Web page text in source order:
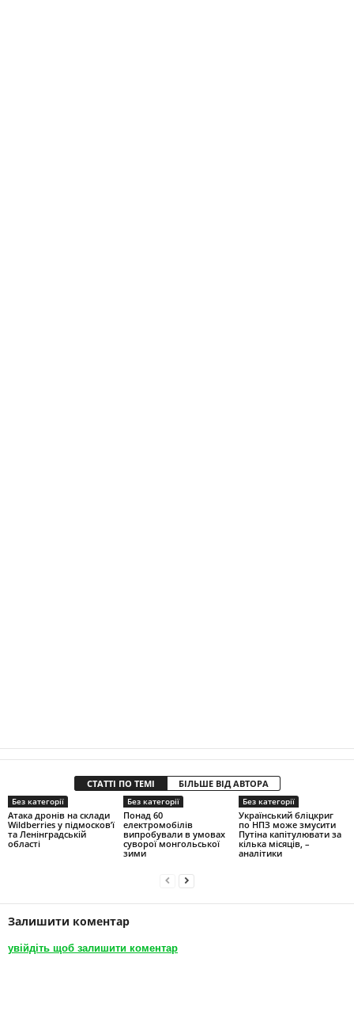
СТАТТІ ПО ТЕМІ БІЛЬШЕ ВІД АВТОРА
Без категорії
Атака дронів на склади
Wildberries у підмосков’ї
та Ленінградській
області
Без категорії
Понад 60
електромобілів
випробували в умовах
суворої монгольської
зими
Без категорії
Український бліцкриг
по НПЗ може змусити
Путіна капітулювати за
кілька місяців, –
аналітики
Залишити коментар
увійдіть щоб залишити коментар